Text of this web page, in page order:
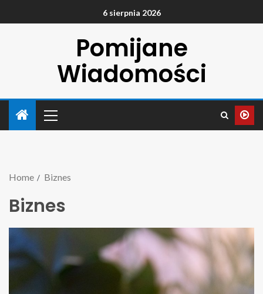
6 sierpnia 2026
Pomijane
Wiadomości
Home Biznes
Biznes